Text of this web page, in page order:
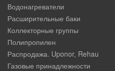
Водонагреватели
Расширительные баки
Коллекторные группы
Полипропилен
Распродажа. Uponor, Rehau
Газовые принадлежности